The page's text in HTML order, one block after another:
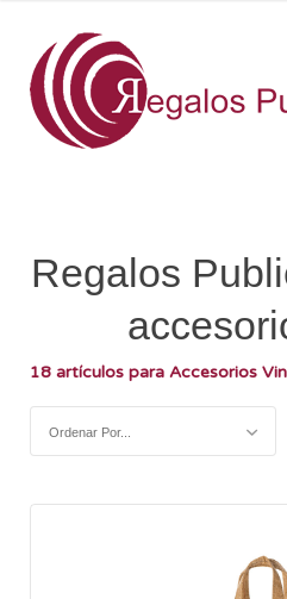
Regalos
18 artículos para Accesorios